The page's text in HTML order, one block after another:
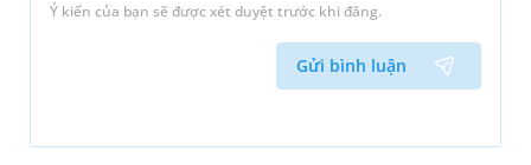
Ý kiến của bạn sẽ được xét duyệt trước khi đăng.
Gửi bình luận